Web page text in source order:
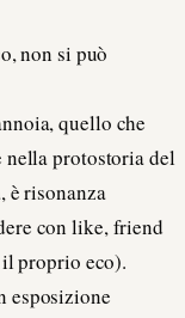
non si può
quello che
nella protostoria del
è risonanza
con like, friend
proprio eco).
esposizione